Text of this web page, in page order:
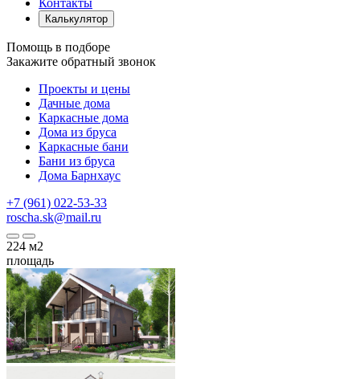
Контакты
Калькулятор
Помощь в подборе
Закажите обратный звонок
Проекты и цены
Дачные дома
Каркасные дома
Дома из бруса
Каркасные бани
Бани из бруса
Дома Барнхаус
+7 (961) 022-53-33
roscha.sk@mail.ru
224 м2
площадь